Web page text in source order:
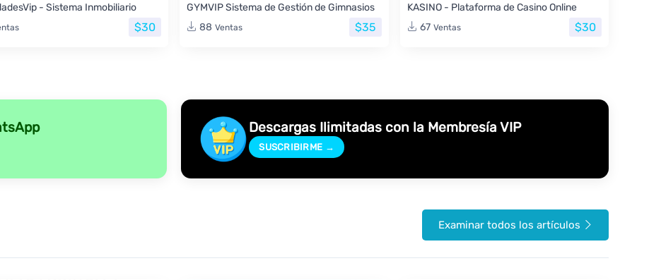
- Sistema Inmobiliario
$30
GYMVIP Sistema de Gestión de Gimnasios
88 Ventas $35
KASINO - Plataforma de Casino Online
67 Ventas $30
Descargas Ilimitadas con la Membresía VIP
SUSCRIBIRME →
Examinar todos los artículos